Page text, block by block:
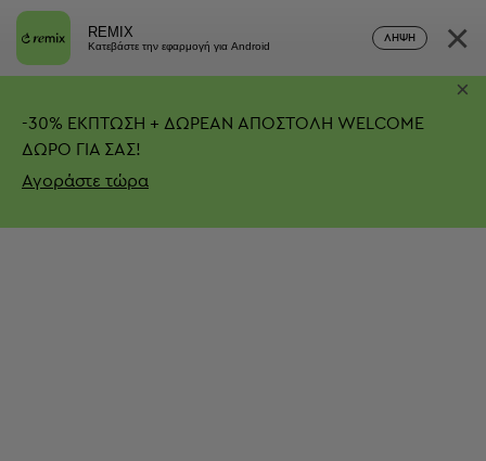
REMIX
Κατεβάστε την εφαρμογή για Android
ΛΉΨΗ ×
-30% ΕΚΠΤΩΣΗ + ΔΩΡΕΑΝ ΑΠΟΣΤΟΛΗ WELCOME
ΔΩΡΟ ΓΙΑ ΣΑΣ!
Αγοράστε τώρα
×